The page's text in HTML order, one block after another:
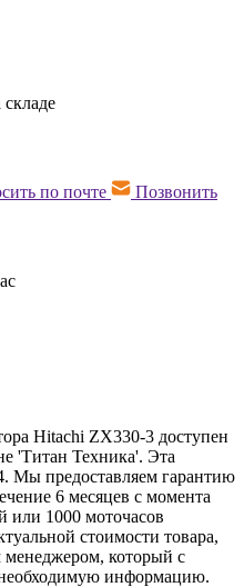
по почте Позвонить
Hitachi ZX330-3 доступен
'Титан Техника'. Эта
Мы предоставляем гарантию
6 месяцев с момента
или 1000 моточасов
стоимости товара,
менеджером, который с
информацию.